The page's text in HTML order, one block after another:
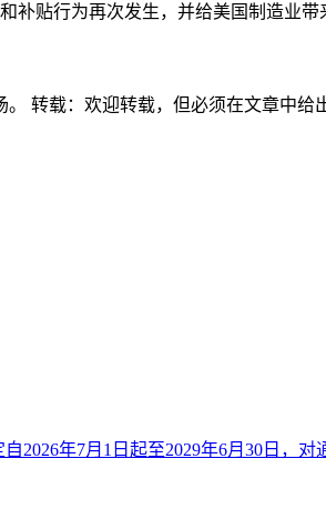
贴行为再次发生，并给美国制造业带
转载：欢迎转载，但必须在文章中给
2026年7月1日起至2029年6月30日，对